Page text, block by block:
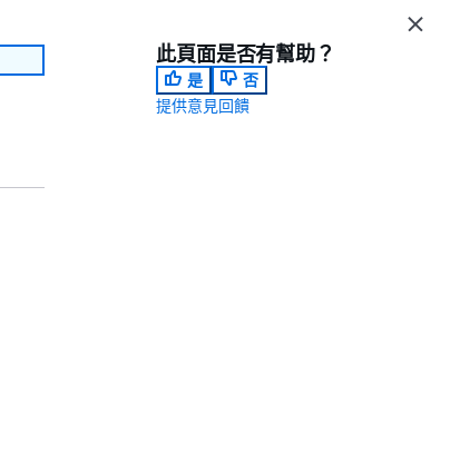
此頁面是否有幫助？
是
否
提供意見回饋